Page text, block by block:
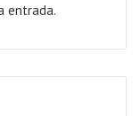
entrada.